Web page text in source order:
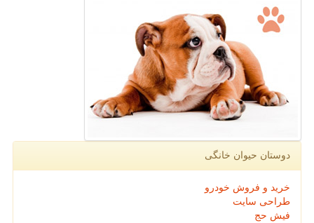
دوستان حیوان خانگی
خرید و فروش خودرو
طراحی سایت
فیش حج